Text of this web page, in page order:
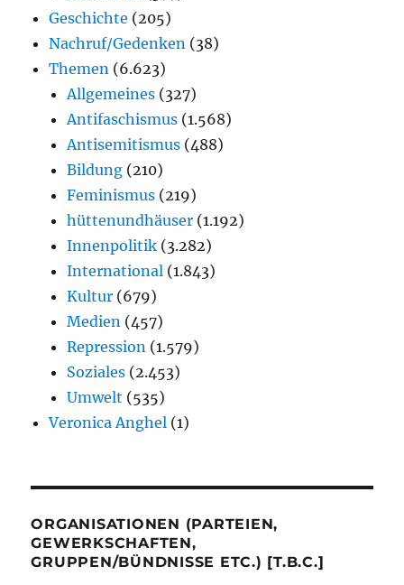
Geschichte (205)
Nachruf/Gedenken (38)
Themen (6.623)
Allgemeines (327)
Antifaschismus (1.568)
Antisemitismus (488)
Bildung (210)
Feminismus (219)
hüttenundhäuser (1.192)
Innenpolitik (3.282)
International (1.843)
Kultur (679)
Medien (457)
Repression (1.579)
Soziales (2.453)
Umwelt (535)
Veronica Anghel (1)
ORGANISATIONEN (PARTEIEN,
GEWERKSCHAFTEN,
GRUPPEN/BÜNDNISSE ETC.) [T.B.C.]